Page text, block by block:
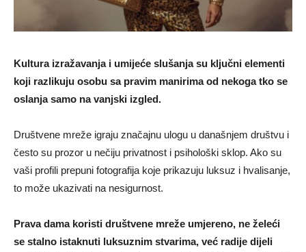
Kultura izražavanja i umijeće slušanja su ključni elementi
koji razlikuju osobu sa pravim manirima od nekoga tko se
oslanja samo na vanjski izgled.
Društvene mreže igraju značajnu ulogu u današnjem društvu i
često su prozor u nečiju privatnost i psihološki sklop. Ako su
vaši profili prepuni fotografija koje prikazuju luksuz i hvalisanje,
to može ukazivati na nesigurnost.
Prava dama koristi društvene mreže umjereno, ne želeći
se stalno istaknuti luksuznim stvarima, već radije dijeli